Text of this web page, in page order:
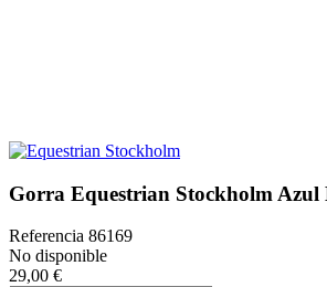
Gorra Equestrian Stockholm
Referencia 86169
No disponible
29,00 €